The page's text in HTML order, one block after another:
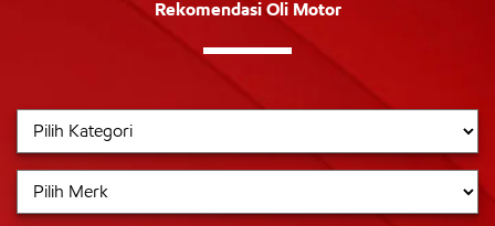
Rekomendasi Oli Motor